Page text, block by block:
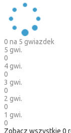
0 na 5 gwiazdek
5 gwi.
0
4 gwi.
0
3 gwi.
0
2 gwi.
0
1 gwi.
0
Zobacz wszystkie 0